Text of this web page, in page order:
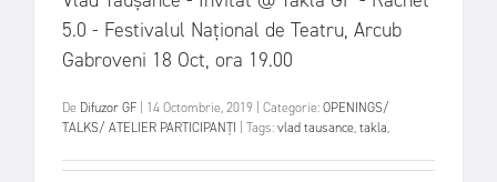
5.0 - Festivalul Național de Teatru, Arcub
Gabroveni 18 Oct, ora 19.00
De Difuzor GF 14 Octombrie, 2019 Categorie:OPENINGS/
TALKS/ ATELIER PARTICIPANȚI Tags:vlad tausance,takla,